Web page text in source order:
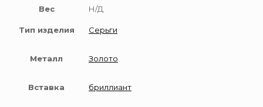
Вес Н/Д
Тип изделия Серьги
Металл Золото
Вставка бриллиант